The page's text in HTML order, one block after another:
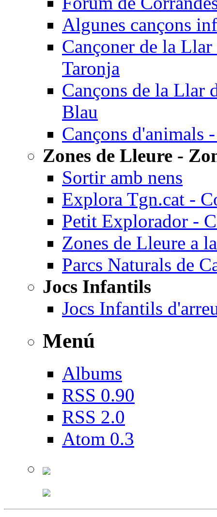
Algunes cançons
Cançoner de la
Taronja
Cançons de la Llar
Blau
Cançons d'animals
Zones de Lleure -
Sortir amb nens
Explora Tgn.cat -
Petit Explorador -
Zones de Lleure a
Parcs Naturals de
Jocs Infantils
Jocs Infantils
Menú
Albums
RSS 0.90
RSS 2.0
Atom 0.3